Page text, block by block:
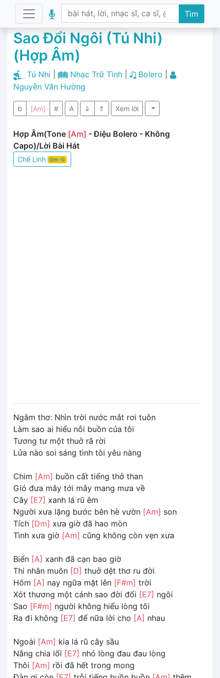
Tìm
Sao Đổi Ngôi (Tú Nhi)
(Hợp Âm)
Tú Nhi Nhạc Trữ Tình| Bolero
Nguyễn Văn Hường
b [Am] # A ⇓ ⇑ Xem lời
Hợp Âm(Tone [Am] - Điệu Bolero - Không
Capo)/Lời Bài Hát
Chế Linh Gm-G
Ngâm thơ: Nhìn trời nước mắt rơi tuôn
Làm sao ai hiểu nỗi buồn của tôi
Tương tư một thuở rã rời
Lửa nào soi sáng tình tôi yêu nàng
Chim [Am] buồn cất tiếng thở than
Gió đưa mây tới mây mang mưa về
Cây [E7] xanh lá rũ êm
Người xưa lặng bước bên hè vườn [Am] son
Tích [Dm] xưa giờ đã hao mòn
Tình xưa giờ [Am] cũng không còn vẹn xưa
Biển [A] xanh đã cạn bao giờ
Thi nhân muôn [D] thuở dệt thơ ru đời
Hôm [A] nay ngữa mặt lên [F#m] trời
Xót thương một cánh sao đời đổi [E7] ngôi
Sao [F#m] người không hiểu lòng tôi
Ra đi không [E7] để nữa lời cho [A] nhau
Ngoài [Am] kia lá rũ cây sầu
Nắng chia lối [E7] nhỏ lòng đau đau lòng
Thôi [Am] rồi đã hết trong mong